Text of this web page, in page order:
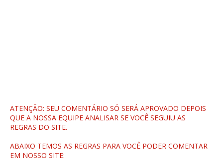
ATENÇÃO: SEU COMENTÁRIO SÓ SERÁ APROVADO DEPOIS
QUE A NOSSA EQUIPE ANALISAR SE VOCÊ SEGUIU AS
REGRAS DO SITE.
ABAIXO TEMOS AS REGRAS PARA VOCÊ PODER COMENTAR
EM NOSSO SITE: